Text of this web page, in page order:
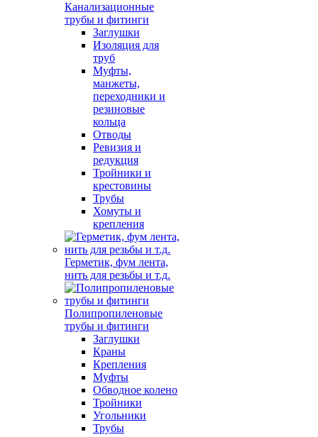
Канализационные
трубы и фитинги
Заглушки
Изоляция для
труб
Муфты,
манжеты,
переходники и
резиновые
кольца
Отводы
Ревизия и
редукция
Тройники и
крестовины
Трубы
Хомуты и
крепления
Герметик, фум лента,
нить для резьбы и т.д.
Полипропиленовые
трубы и фитинги
Заглушки
Краны
Крепления
Муфты
Обводное колено
Тройники
Угольники
Трубы